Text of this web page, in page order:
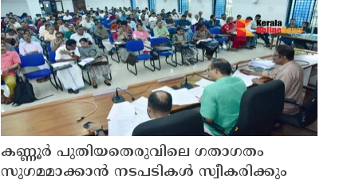
കണ്ണൂർ പുതിയതെരുവിലെ ഗതാഗതം
സുഗമമാക്കാന്‍ നടപടികള്‍ സ്വീകരിക്കും